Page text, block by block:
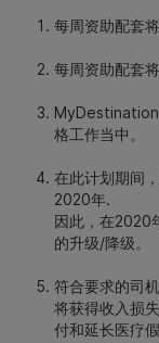
每周资助配套
每周资助配套
格工作当中。
在此计划期间
2020年.
因此，在2020
的升级/降级。
符合要求的司
将获得收入损
付和延长医疗假